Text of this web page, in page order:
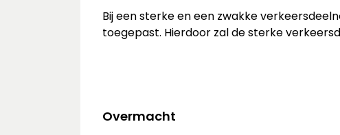
Bij een sterke en een zwakke
toegepast. Hierdoor zal de sterke
Overmacht